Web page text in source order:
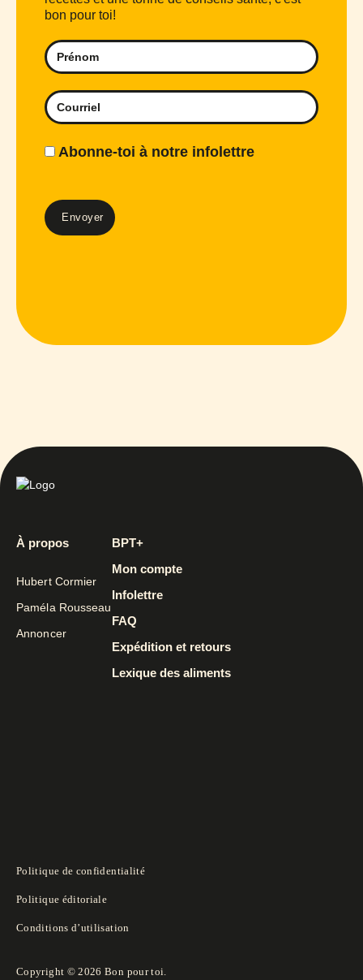
bon pour toi!
Abonne-toi à notre infolettre
À propos
Hubert Cormier
Paméla Rousseau
Annoncer
BPT+
Mon compte
Infolettre
FAQ
Expédition et retours
Lexique des aliments
Politique de confidentialité
Politique éditoriale
Conditions d’utilisation
Copyright © 2026 Bon pour toi.